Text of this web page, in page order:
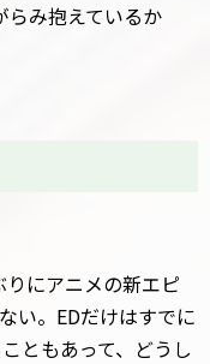
らみ抱えているか
にアニメの新エピ
い。EDだけはすでに
ともあって、どうし